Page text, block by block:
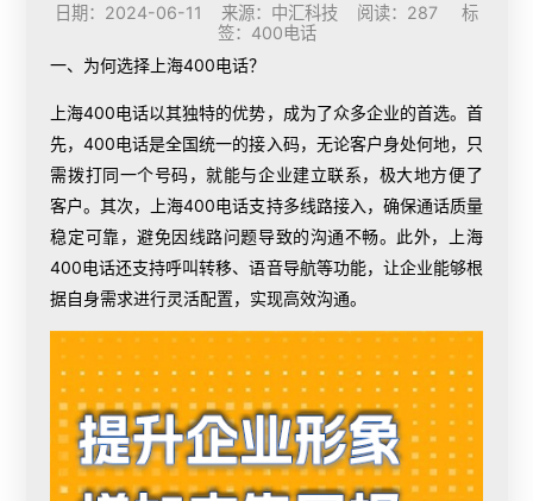
日期：2024-06-11 来源：中汇科技 阅读：287 标
签： 400电话
一、为何选择上海400电话？
上海400电话以其独特的优势，成为了众多企业的首选。首
先，400电话是全国统一的接入码，无论客户身处何地，只
需拨打同一个号码，就能与企业建立联系，极大地方便了
客户。其次，上海400电话支持多线路接入，确保通话质量
稳定可靠，避免因线路问题导致的沟通不畅。此外，上海
400电话还支持呼叫转移、语音导航等功能，让企业能够根
据自身需求进行灵活配置，实现高效沟通。